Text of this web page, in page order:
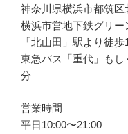
神奈川県横浜市都筑区
横浜市営地下鉄グリー
「北山田」駅より徒歩
東急バス「重代」も
分
営業時間
平日10:00〜21:00